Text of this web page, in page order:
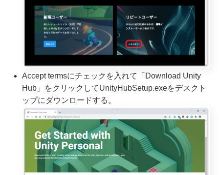
Accept termsにチェックを入れて「Download Unity
Hub」をクリックしてUnityHubSetup.exeをデスクト
ップにダウンロードする。